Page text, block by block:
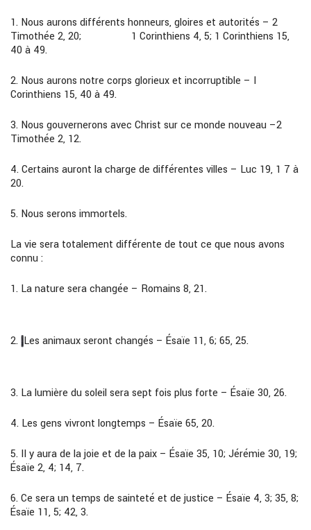
1. Nous aurons différents honneurs, gloires et autorités – 2
Timothée 2, 20; 1 Corinthiens 4, 5; 1 Corinthiens 15,
40 à 49.
2. Nous aurons notre corps glorieux et incorruptible – I
Corinthiens 15, 40 à 49.
3. Nous gouvernerons avec Christ sur ce monde nouveau –2
Timothée 2, 12.
4.Certains auront la charge de différentes villes – Luc 19, 1 7 à
20.
5. Nous serons immortels.
La vie sera totalement différente de tout ce que nous avons
connu :
1. La nature sera changée – Romains 8, 21.
2. Les animaux seront changés – Ésaïe 11, 6; 65, 25.
3. La lumière du soleil sera sept fois plus forte – Ésaïe 30, 26.
4. Les gens vivront longtemps – Ésaïe 65, 20.
5. II y aura de la joie et de la paix – Ésaïe 35, 10; Jérémie 30, 19;
Ésaïe 2, 4; 14, 7.
6.Ce sera un temps de sainteté et de justice – Ésaïe 4, 3; 35, 8;
Ésaïe 11, 5; 42, 3.